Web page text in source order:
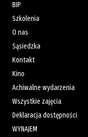
BIP
Szkolenia
O nas
Sąsiedzka
Kontakt
Kino
Achiwalne wydarzenia
Wszystkie zajęcia
Deklaracja dostępności
WYNAJEM